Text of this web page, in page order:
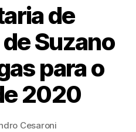
de
Suzano
para o
2020
Cesaroni